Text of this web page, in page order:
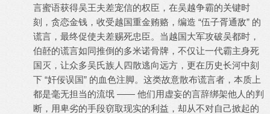
言蜜语获得吴王夫差宠信的权臣，在吴越争霸的关键时
刻，贪恋金钱，收受越国重金贿赂，编造 “伍子胥通敌” 的
谎言，最终促使夫差赐死忠臣。当越国大军攻破吴都时，
伯噽的谎言如同推倒的多米诺骨牌，不仅让一代霸主身死
国灭，让众多吴氏族人四散逃向远方，更在历史长河中刻
下 “奸佞误国” 的血色注脚。这类故意散布谎言者，本质上
都是毫无担当的流氓 —— 他们用虚妄的言辞绑架他人的判
断，用卑劣的手段窃取现实的利益，却从不对自己掀起的